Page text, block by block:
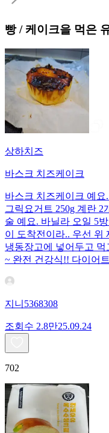
빵 / 케이크을 먹은
상하치즈
바스크 치즈케이크
바스크 치즈케이크 예
그릭요거트 250g 계란 2
술 예요. 바닐라 오일 5
이 도착전이라.. 우선 위
냉동장고에 넣어두고
~ 완전 건강식!! 다이어
지니5368308
조회수 2.8만25.09.24
702